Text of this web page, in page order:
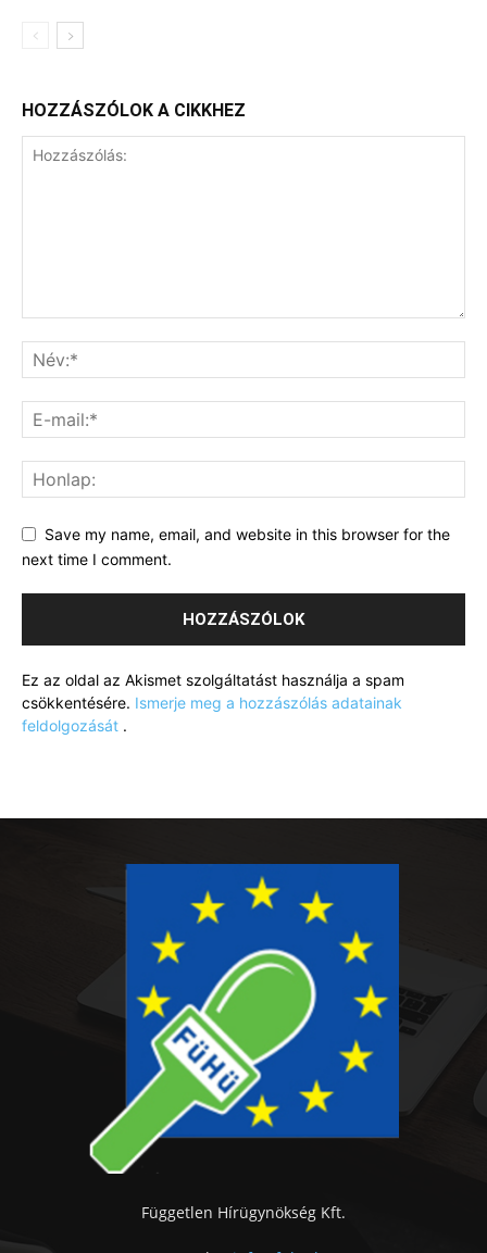
HOZZÁSZÓLOK A CIKKHEZ
Save my name, email, and website in this browser for the
next time I comment.
Ez az oldal az Akismet szolgáltatást használja a spam
csökkentésére. Ismerje meg a hozzászólás adatainak
feldolgozását .
Független Hírügynökség Kft.